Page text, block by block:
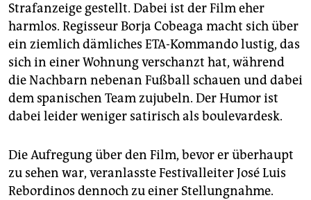
Strafanzeige gestellt. Dabei ist der Film eher
harmlos. Regisseur Borja Cobeaga macht sich über
ein ziemlich dämliches ETA-Kommando lustig, das
sich in einer Wohnung verschanzt hat, während
die Nachbarn nebenan Fußball schauen und dabei
dem spanischen Team zujubeln. Der Humor ist
dabei leider weniger satirisch als boulevardesk.
Die Aufregung über den Film, bevor er überhaupt
zu sehen war, veranlasste Festivalleiter José Luis
Rebordinos dennoch zu einer Stellungnahme.